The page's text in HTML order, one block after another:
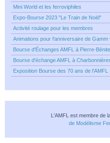
Mini World et les ferroviphiles
Expo-Bourse 2023 "Le Train de Noël"
Activité roulage pour les membres
Animations pour l'anniversaire de
Bourse d'Échanges AMFL à Pierre-
Bourse d'échange AMFL à
Exposition Bourse des 70 ans de l'AMFL
L'AMFL est membre de
de Modélisme